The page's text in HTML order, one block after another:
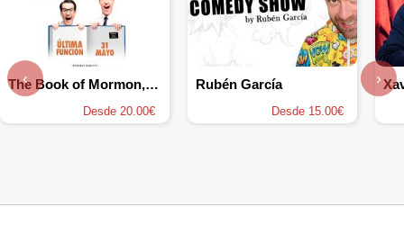
The Book of Mormon, el musical
Desde 20.00€
Rubén García
Desde 15.00€
‹ ›